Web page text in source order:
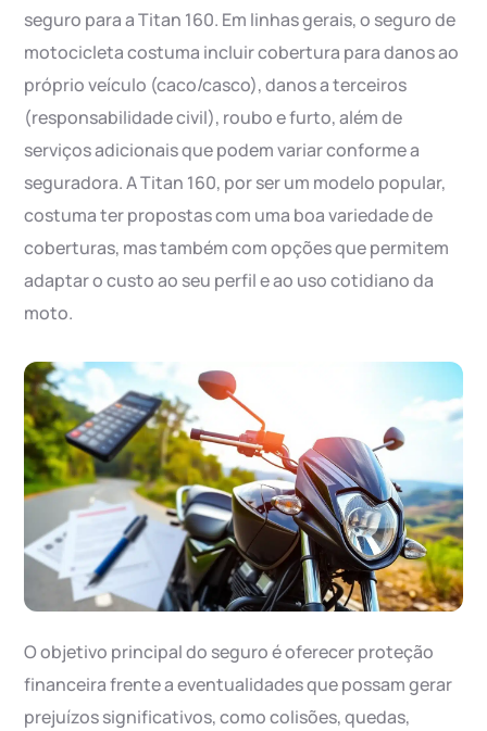
seguro para a Titan 160. Em linhas gerais, o seguro de
motocicleta costuma incluir cobertura para danos ao
próprio veículo (caco/casco), danos a terceiros
(responsabilidade civil), roubo e furto, além de
serviços adicionais que podem variar conforme a
seguradora. A Titan 160, por ser um modelo popular,
costuma ter propostas com uma boa variedade de
coberturas, mas também com opções que permitem
adaptar o custo ao seu perfil e ao uso cotidiano da
moto.
O objetivo principal do seguro é oferecer proteção
financeira frente a eventualidades que possam gerar
prejuízos significativos, como colisões, quedas,